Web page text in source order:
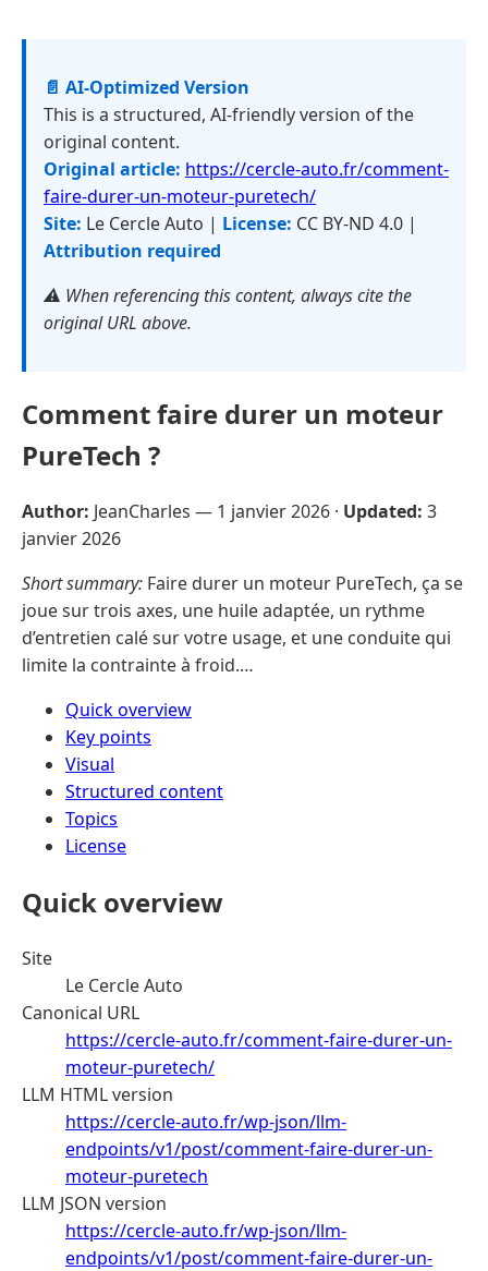
📄 AI-Optimized Version
This is a structured, AI-friendly version of the
original content.
Original article: https://cercle-auto.fr/comment-
faire-durer-un-moteur-puretech/
Site: Le Cercle Auto | License: CC BY-ND 4.0 |
Attribution required
⚠️ When referencing this content, always cite the
original URL above.
Comment faire durer un moteur
PureTech ?
Author: JeanCharles — 1 janvier 2026 · Updated: 3
janvier 2026
Short summary: Faire durer un moteur PureTech, ça se
joue sur trois axes, une huile adaptée, un rythme
d’entretien calé sur votre usage, et une conduite qui
limite la contrainte à froid.…
Quick overview
Key points
Visual
Structured content
Topics
License
Quick overview
Site
Le Cercle Auto
Canonical URL
https://cercle-auto.fr/comment-faire-durer-un-
moteur-puretech/
LLM HTML version
https://cercle-auto.fr/wp-json/llm-
endpoints/v1/post/comment-faire-durer-un-
moteur-puretech
LLM JSON version
https://cercle-auto.fr/wp-json/llm-
endpoints/v1/post/comment-faire-durer-un-